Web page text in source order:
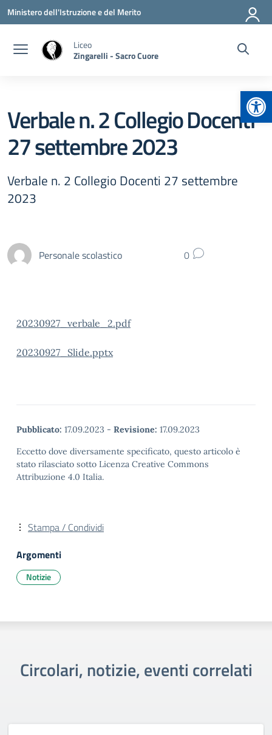
Vai ai contenuti
Vai al menu di navigazione
Vai al footer
Ministero dell'Istruzione e del Merito
Liceo
Zingarelli - Sacro Cuore
Verbale n. 2 Collegio Docenti
27 settembre 2023
Verbale n. 2 Collegio Docenti 27 settembre
2023
Personale scolastico 0
20230927_verbale_2.pdf
20230927_Slide.pptx
Pubblicato: 17.09.2023 - Revisione: 17.09.2023
Eccetto dove diversamente specificato, questo articolo è
stato rilasciato sotto Licenza Creative Commons
Attribuzione 4.0 Italia.
Stampa / Condividi
Argomenti
Notizie
Circolari, notizie, eventi correlati